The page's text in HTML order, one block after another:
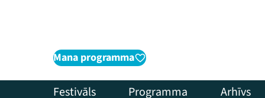
Mana programma
Festivāls Programma Arhīvs